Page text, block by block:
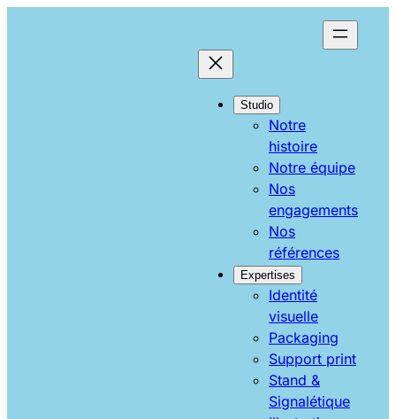
Studio
Notre
histoire
Notre équipe
Nos
engagements
Nos
références
Expertises
Identité
visuelle
Packaging
Support print
Stand &
Signalétique